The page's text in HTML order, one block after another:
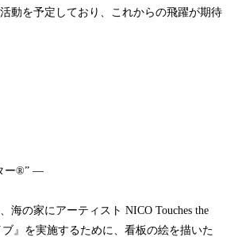
動を予定しており、これからの飛躍が期待
ー®” ―
の家にアーティスト NICO Touches the
』を実施するために、看板の絵を描いた